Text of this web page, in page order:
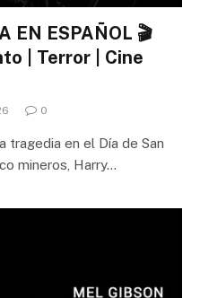
EN ESPAÑOL 🎬
| Terror | Cine
0
tragedia en el Día de San
mineros, Harry…